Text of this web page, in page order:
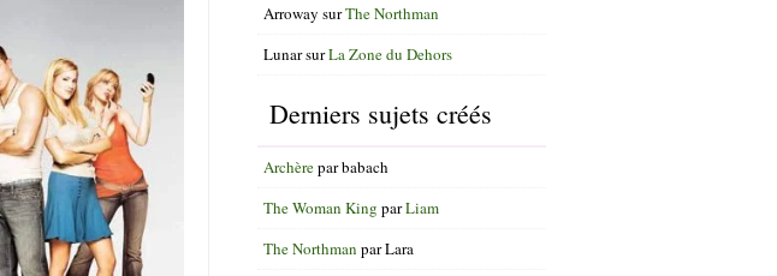
Arroway surThe Northman
LunarsurLa Zone du Dehors
Derniers sujets créés
Archèreparbabach
The Woman King parLiam
The Northman parLara